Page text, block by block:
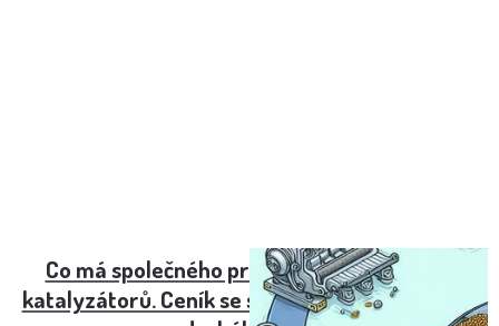
Co má společného prodej prstenu a výkup
katalyzátorů. Ceník se stanovuje podle obsahu